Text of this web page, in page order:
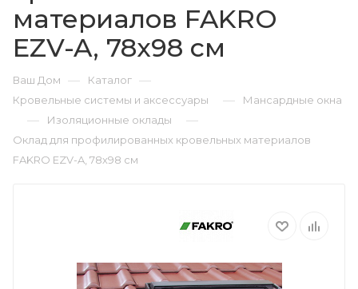
материалов FAKRO
EZV-A, 78х98 см
Ваш Дом — Каталог —
Кровельные системы и аксессуары — Мансардные окна
— Изоляционные оклады —
Оклад для профилированных кровельных материалов
FAKRO EZV-A, 78х98 см